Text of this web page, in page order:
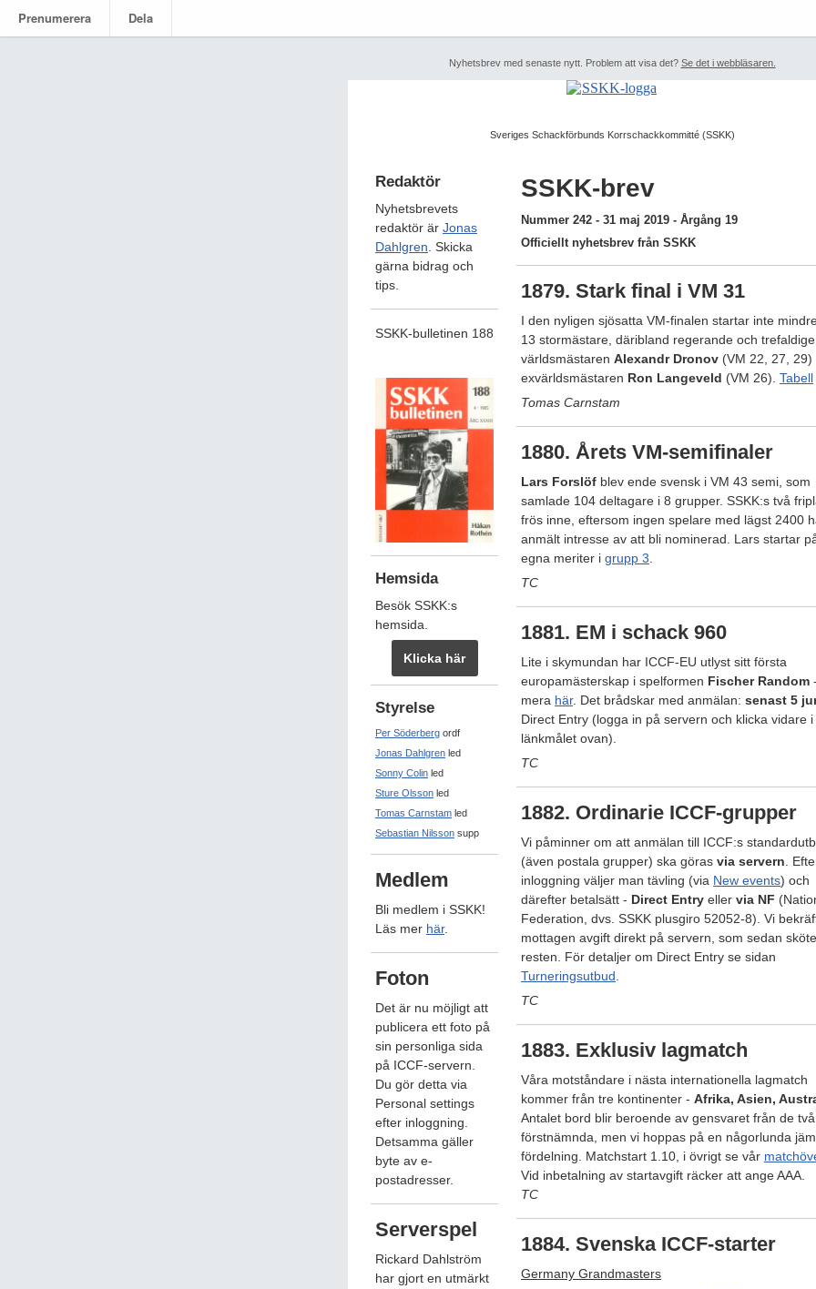
Nyhetsbrev med senaste nytt. Problem att visa det? Se det i webbläsaren.
Sveriges Schackförbunds Korrschackkommitté (SSKK)
Redaktör
Nyhetsbrevets
redaktör är Jonas
Dahlgren . Skicka
gärna bidrag och
tips.
SSKK-bulletinen 188
Hemsida
Besök SSKK:s
hemsida.
Klicka här
Styrelse
Per Söderberg ordf
Jonas Dahlgren led
Sonny Colin led
Sture Olsson led
Tomas Carnstam led
Sebastian Nilsson supp
Medlem
Bli medlem i SSKK!
Läs mer här.
Foton
Det är nu möjligt att
publicera ett foto på
sin personliga sida
på ICCF-servern.
Du gör detta via
Personal settings
efter inloggning.
Detsamma gäller
byte av e-
postadresser.
Serverspel
Rickard Dahlström
har gjort en utmärkt
SSKK-brev
Nummer 242 - 31 maj 2019 - Årgång 19
Officiellt nyhetsbrev från SSKK
1879. Stark final i VM 31
I den nyligen sjösatta VM-finalen startar inte
13 stormästare, däribland regerande och trefaldige
världsmästaren Alexandr Dronov (VM 22, 27, 29)
exvärldsmästaren Ron Langeveld (VM 26). Tabell
Tomas Carnstam
1880. Årets VM-semifinaler
Lars Forslöf blev ende svensk i VM 43 semi, som
samlade 104 deltagare i 8 grupper. SSKK:s två
frös inne, eftersom ingen spelare med lägst 2400
anmält intresse av att bli nominerad. Lars startar
egna meriter i grupp 3
TC
1881. EM i schack 960
Lite i skymundan har ICCF-EU utlyst sitt första
europamästerskap i spelformen Fischer Random
mera här. Det brådskar med anmälan: senast 5
Direct Entry (logga in på servern och klicka vidare i
länkmålet ovan).
TC
1882. Ordinarie ICCF-grupper
Vi påminner om att anmälan till ICCF:s
(även postala grupper) ska göras via servern .
inloggning väljer man tävling (via New events) och
därefter betalsätt - Direct Entry eller via NF
Federation, dvs. SSKK plusgiro 52052-8). Vi
mottagen avgift direkt på servern, som sedan
resten. För detaljer om Direct Entry se sidan
Turneringsutbud
TC
1883. Exklusiv lagmatch
Våra motståndare i nästa internationella lagmatch
kommer från tre kontinenter - Afrika, Asien,
Antalet bord blir beroende av gensvaret från de två
förstnämnda, men vi hoppas på en någorlunda
fördelning. Matchstart 1.10, i övrigt se vår
Vid inbetalning av startavgift räcker att ange AAA.
TC
1884. Svenska ICCF-starter
Germany Grandmasters
Prenumerera Dela